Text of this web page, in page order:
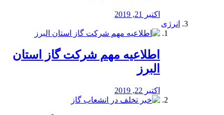
اکتبر 21, 2019
انرژی
️اطلاعیه مهم شرکت گاز استان
البرز
اکتبر 22, 2019